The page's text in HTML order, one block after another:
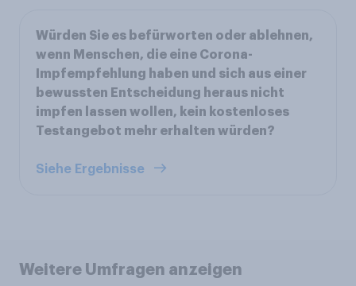
Würden Sie es befürworten oder ablehnen,
wenn Menschen, die eine Corona-
Impfempfehlung haben und sich aus einer
bewussten Entscheidung heraus nicht
impfen lassen wollen, kein kostenloses
Testangebot mehr erhalten würden?
Siehe Ergebnisse
Weitere Umfragen anzeigen